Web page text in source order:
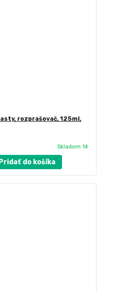
rozprašovač, 125ml,
Skladom 14
Pridať do košíka